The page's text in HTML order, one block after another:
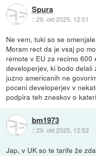
Spura
::29. okt 2025, 12:51
Ne vem, tuki so se
Moram rect da je vsaj po
remote v EU za recimo
developerjev, ki bodo
juzno americanih ne
poceni developerjev v
podpira teh zneskov o
bm1973
::29. okt 2025, 12:53
Jap, v UK so te tarife že